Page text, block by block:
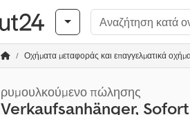
Οχήματα μεταφοράς και επαγγελματικά
ρυμουλκούμενο πώλησης
Verkaufsanhänger,